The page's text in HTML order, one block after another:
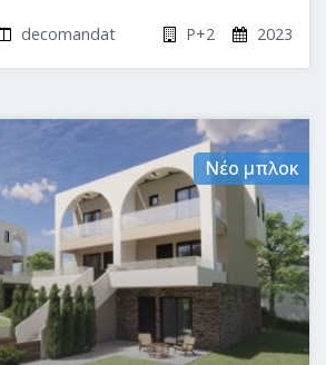
decomandat P+2 2023
Νέο μπλοκ